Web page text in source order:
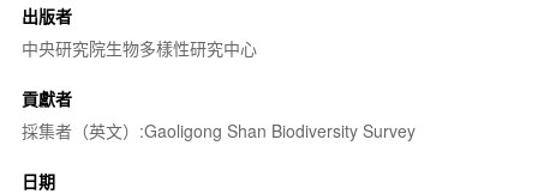
出版者
中央研究院生物多樣性研究中心
貢獻者
採集者（英文）:Gaoligong Shan Biodiversity Survey
日期